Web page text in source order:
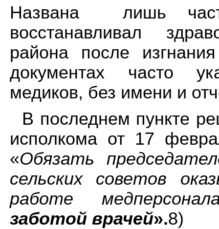
Названа лишь
восстанавливал
района после
документах часто
медиков, без имени и
В последнем пункте
исполкома от 17
«Обязать
сельских советов
работе
заботой врачей».8)